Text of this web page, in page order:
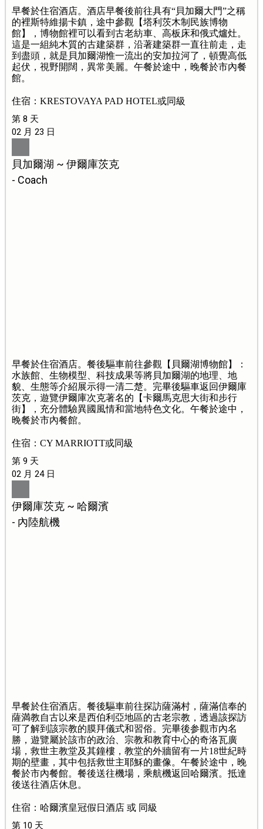
早餐於住宿酒店。酒店早餐後前往具有“貝加爾大門”之稱
的裡斯特維揚卡鎮，途中參觀【塔利茨木制民族博物
館】，博物館裡可以看到古老紡車、高板床和俄式爐灶。
這是一組純木質的古建築群，沿著建築群一直往前走，走
到盡頭，就是貝加爾湖惟一流出的安加拉河了，頓覺高低
起伏，視野開闊，異常美麗。午餐於途中，晚餐於市內餐
館。
住宿：KRESTOVAYA PAD HOTEL或同級
第 8 天
02 月 23 日
貝加爾湖 ~ 伊爾庫茨克
- Coach
早餐於住宿酒店。餐後驅車前往參觀【貝爾湖博物館】：
水族館、生物模型、科技成果等將貝加爾湖的地理、地
貌、生態等介紹展示得一清二楚。完畢後驅車返回伊爾庫
茨克，遊覽伊爾庫次克著名的【卡爾馬克思大街和步行
街】，充分體驗異國風情和當地特色文化。午餐於途中，
晚餐於市內餐館。
住宿：CY MARRIOTT或同級
第 9 天
02 月 24 日
伊爾庫茨克 ~ 哈爾濱
- 內陸航機
早餐於住宿酒店。餐後驅車前往探訪薩滿村，薩滿信奉的
薩満教自古以來是西伯利亞地區的古老宗教，透過該探訪
可了解到該宗教的膜拜儀式和習俗。完畢後参觀市內名
勝，遊覽屬於該市的政治、宗教和教育中心的奇洛瓦廣
場，救世主教堂及其鐘樓，教堂的外牆留有一片18世紀時
期的壁畫，其中包括救世主耶穌的畫像。午餐於途中，晚
餐於市內餐館。餐後送往機場，乘航機返回哈爾濱。抵達
後送往酒店休息。
住宿：哈爾濱皇冠假日酒店 或 同級
第 10 天